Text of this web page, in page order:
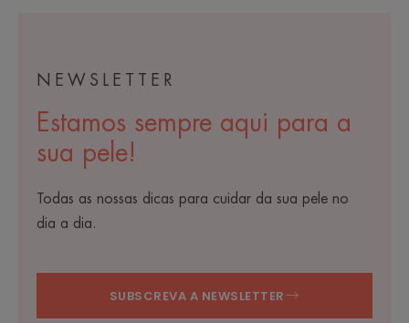
NEWSLETTER
Estamos sempre aqui para a
sua pele!
Todas as nossas dicas para cuidar da sua pele no
dia a dia.
SUBSCREVA A NEWSLETTER